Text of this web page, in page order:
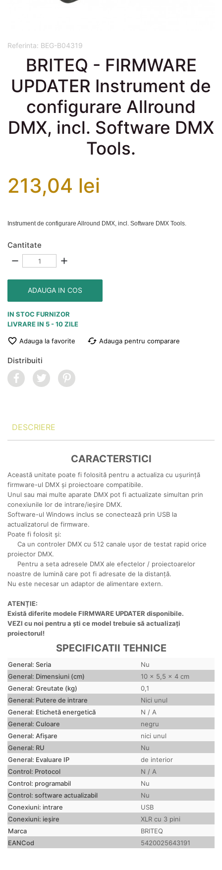
Referinta: BEG-B04319
BRITEQ - FIRMWARE
UPDATER Instrument de
configurare Allround
DMX, incl. Software DMX
Tools.
213,04 lei
Instrument de configurare Allround DMX, incl. Software DMX Tools.
Cantitate
remove add
ADAUGA IN COS
IN STOC FURNIZOR
LIVRARE IN 5 - 10 ZILE
favorite_border Adauga la favorite cached Adauga pentru comparare
Distribuiti
DESCRIERE
CARACTERSTICI
Această unitate poate fi folosită pentru a actualiza cu ușurință
firmware-ul DMX și proiectoare compatibile.
Unul sau mai multe aparate DMX pot fi actualizate simultan prin
conexiunile lor de intrare/ieșire DMX.
Software-ul Windows inclus se conectează prin USB la
actualizatorul de firmware.
Poate fi folosit și:
Ca un controler DMX cu 512 canale ușor de testat rapid orice
proiector DMX.
Pentru a seta adresele DMX ale efectelor / proiectoarelor
noastre de lumină care pot fi adresate de la distanță.
Nu este necesar un adaptor de alimentare extern.
ATENȚIE:
Există diferite modele FIRMWARE UPDATER disponibile.
VEZI cu noi pentru a ști ce model trebuie să actualizați
proiectorul!
SPECIFICATII TEHNICE
General: Seria
Nu
General: Dimensiuni (cm)
10 x 5,5 x 4 cm
General: Greutate (kg)
0,1
General: Putere de intrare
Nici unul
General: Etichetă energetică
N / A
General: Culoare
negru
General: Afișare
nici unul
General: RU
Nu
General: Evaluare IP
de interior
Control: Protocol
N / A
Control: programabil
Nu
Control: software actualizabil
Nu
Conexiuni: intrare
USB
Conexiuni: ieșire
XLR cu 3 pini
Marca
BRITEQ
EANCod
5420025643191